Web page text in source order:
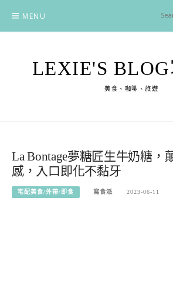
content
MENU
LEXIE'S
美食、咖啡、旅遊
La Bontage夢糖匠生牛奶糖，
感，入口即化不黏牙
宅配美食/外帶/即食 寫食派 2023-06-11